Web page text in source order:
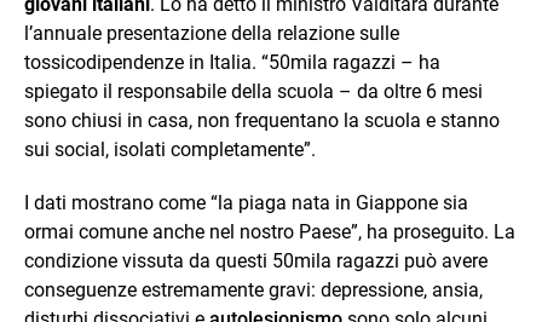
l’annuale presentazione della relazione sulle
tossicodipendenze in Italia. “50mila ragazzi – ha
spiegato il responsabile della scuola – da oltre 6 mesi
sono chiusi in casa, non frequentano la scuola e stanno
sui social, isolati completamente”.
I dati mostrano come “la piaga nata in Giappone sia
ormai comune anche nel nostro Paese”, ha proseguito. La
condizione vissuta da questi 50mila ragazzi può avere
conseguenze estremamente gravi: depressione, ansia,